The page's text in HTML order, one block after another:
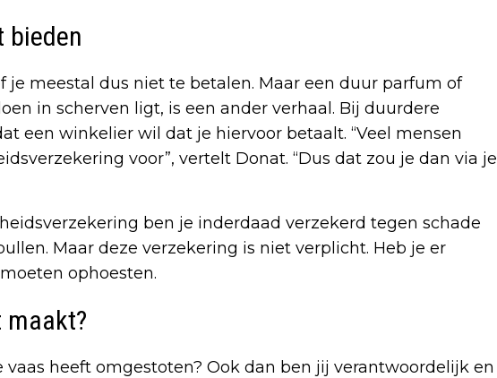
bieden
je meestal dus niet te betalen. Maar een duur parfum of
in scherven ligt, is een ander verhaal. Bij duurdere
een winkelier wil dat je hiervoor betaalt. “Veel mensen
voor”, vertelt Donat. “Dus dat zou je dan via je
ben je inderdaad verzekerd tegen schade
Maar deze verzekering is niet verplicht. Heb je er
ophoesten.
heeft omgestoten? Ook dan ben jij verantwoordelijk en